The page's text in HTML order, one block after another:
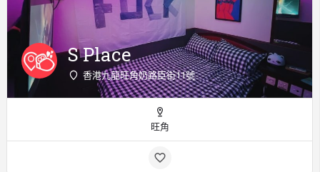
S Place
香港九龍旺角奶路臣街11號
旺角